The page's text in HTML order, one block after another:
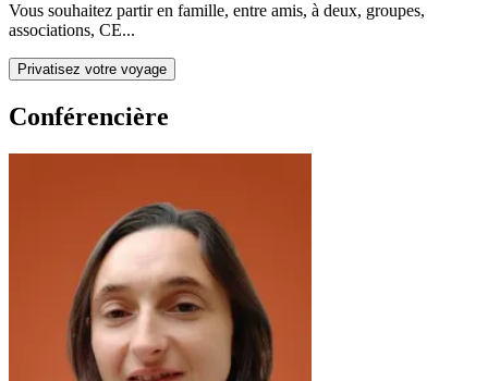
Vous souhaitez partir en famille, entre amis, à deux, groupes,
associations, CE...
Privatisez votre voyage
Conférencière